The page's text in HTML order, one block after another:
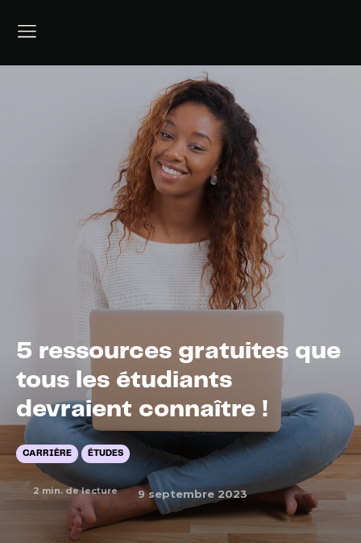
5 ressources gratuites que
tous les étudiants
devraient connaître !
CARRIÈRE ÉTUDES
2 min. de lecture 9 septembre 2023